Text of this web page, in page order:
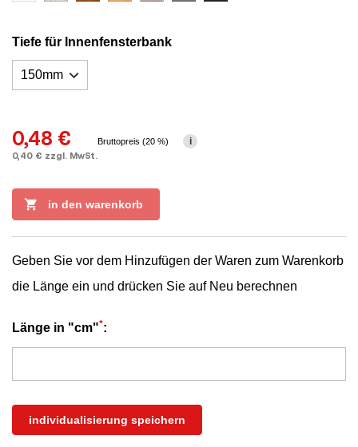
Tiefe für Innenfensterbank
0,48 €
0,40 € zzgl. MwSt.
Bruttopreis (20 %) i
 in den warenkorb
Geben Sie vor dem Hinzufügen der Waren zum Warenkorb
die Länge ein und drücken Sie auf Neu berechnen
Länge in "cm"*:
individualisierung speichern